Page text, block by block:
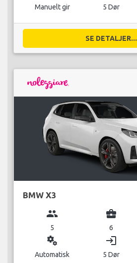
Manuelt gir 5 Dør
SE DETALJER...
BMW X3
group
5
business_center
6
miscellaneous_services
Automatisk
login
5 Dør